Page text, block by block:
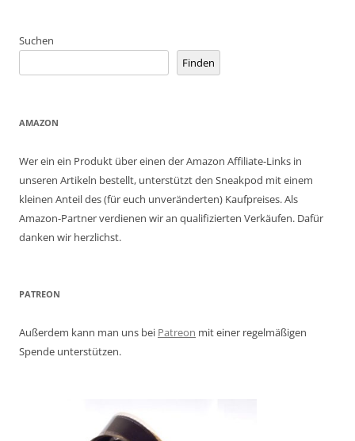
Suchen
Finden
AMAZON
Wer ein ein Produkt über einen der Amazon Affiliate-Links in
unseren Artikeln bestellt, unterstützt den Sneakpod mit einem
kleinen Anteil des (für euch unveränderten) Kaufpreises. Als
Amazon-Partner verdienen wir an qualifizierten Verkäufen. Dafür
danken wir herzlichst.
PATREON
Außerdem kann man uns bei Patreon mit einer regelmäßigen
Spende unterstützen.